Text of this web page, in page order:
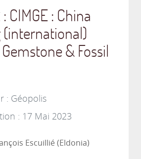
CIMGE : China
(international)
& Fossil
: Géopolis
: 17 Mai 2023
Escuillié (Eldonia)